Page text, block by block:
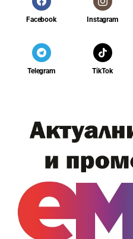
Facebook Instagram
Telegram TikTok